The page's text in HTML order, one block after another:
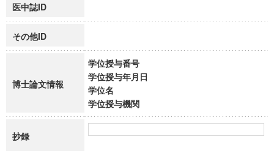
医中誌ID
その他ID
博士論文情報
学位授与番号
学位授与年月日
学位名
学位授与機関
抄録